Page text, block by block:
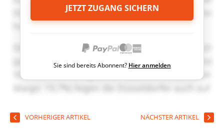
JETZT ZUGANG SICHERN
Sie sind bereits Abonnent? Hier anmelden
VORHERIGER ARTIKEL NÄCHSTER ARTIKEL